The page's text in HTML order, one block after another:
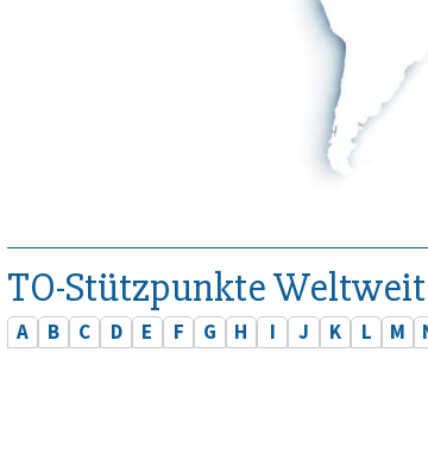
TO-Stützpunkte Weltweit
A B C D E F G H I J K L M